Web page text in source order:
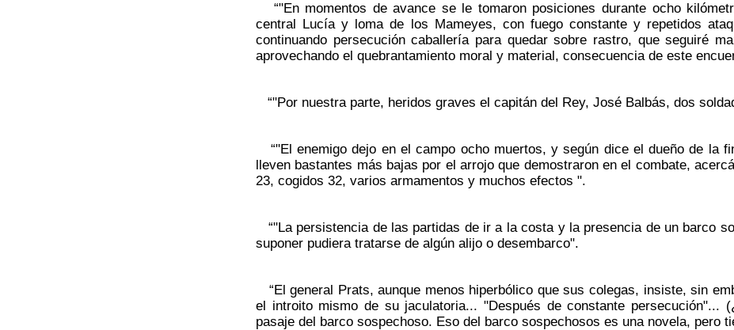
“"En momentos de avance se le tomaron posiciones durante ocho
central Lucía y loma de los Mameyes, con fuego constante y repetidos
continuando persecución caballería para quedar sobre rastro, que seguiré
aprovechando el quebrantamiento moral y material, consecuencia de este
“"Por nuestra parte, heridos graves el capitán del Rey, José Balbás, dos
“"El enemigo dejo en el campo ocho muertos, y según dice el dueño de la
lleven bastantes más bajas por el arrojo que demostraron en el combate,
23, cogidos 32, varios armamentos y muchos efectos ".
“"La persistencia de las partidas de ir a la costa y la presencia de un barco
suponer pudiera tratarse de algún alijo o desembarco".
“El general Prats, aunque menos hiperbólico que sus colegas, insiste, sin
el introito mismo de su jaculatoria... "Después de constante persecución"...
pasaje del barco sospechoso. Eso del barco sospechosos es una novela, pero